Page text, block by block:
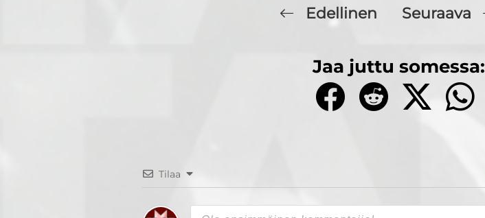
Edellinen Seuraava
Jaa juttu somessa:
Tilaa